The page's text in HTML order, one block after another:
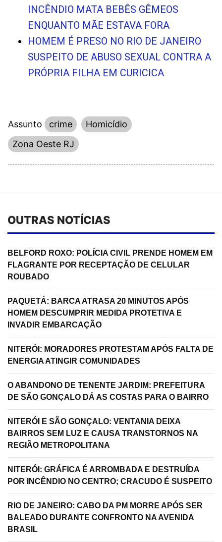
INCÊNDIO MATA BEBÊS GÊMEOS
ENQUANTO MÃE ESTAVA FORA
HOMEM É PRESO NO RIO DE JANEIRO
SUSPEITO DE ABUSO SEXUAL CONTRA A
PRÓPRIA FILHA EM CURICICA
Assunto crime
Homicídio
Zona Oeste RJ
OUTRAS NOTÍCIAS
BELFORD ROXO: POLÍCIA CIVIL PRENDE HOMEM EM
FLAGRANTE POR RECEPTAÇÃO DE CELULAR
ROUBADO
PAQUETÁ: BARCA ATRASA 20 MINUTOS APÓS
HOMEM DESCUMPRIR MEDIDA PROTETIVA E
INVADIR EMBARCAÇÃO
NITERÓI: MORADORES PROTESTAM APÓS FALTA DE
ENERGIA ATINGIR COMUNIDADES
O ABANDONO DE TENENTE JARDIM: PREFEITURA
DE SÃO GONÇALO DÁ AS COSTAS PARA O BAIRRO
NITERÓI E SÃO GONÇALO: VENTANIA DEIXA
BAIRROS SEM LUZ E CAUSA TRANSTORNOS NA
REGIÃO METROPOLITANA
NITERÓI: GRÁFICA É ARROMBADA E DESTRUÍDA
POR INCÊNDIO NO CENTRO; CRACUDO É SUSPEITO
RIO DE JANEIRO: CABO DA PM MORRE APÓS SER
BALEADO DURANTE CONFRONTO NA AVENIDA
BRASIL